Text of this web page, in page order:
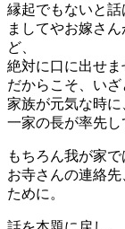
縁起でもないと話
ましてやお嫁さ
ど、
絶対に口に出せま
だからこそ、いざ
家族が元気な時
一家の長が率先し
もちろん我が家
お寺さんの連絡
ために。